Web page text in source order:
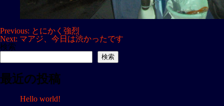
投
稿
ゲ
Previous: とにかく強烈
Next: マアジ、今日は渋かったです
検索
検索
最近の投稿
Hello world!